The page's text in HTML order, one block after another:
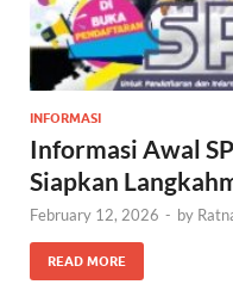
INFORMASI
Informasi Awal
Siapkan
February 12, 2026 - by
READ MORE